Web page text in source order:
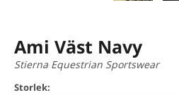
Ami Väst Navy
Stierna Equestrian Sportswear
Storlek: